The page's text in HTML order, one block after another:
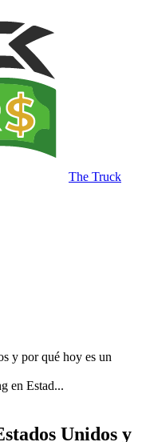
The Truck
en Estad...
Unidos y